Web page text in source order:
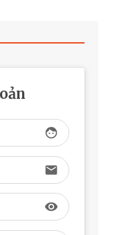
face
email
visibility